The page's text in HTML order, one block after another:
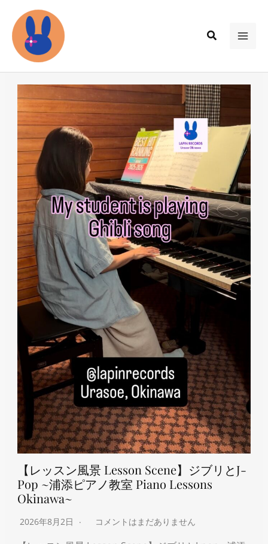
検
【レッスン風景 Lesson Scene】ジブリとJ-
Pop ~浦添ピアノ教室 Piano Lessons
Okinawa~
2026年8月2日 コメントはまだありません